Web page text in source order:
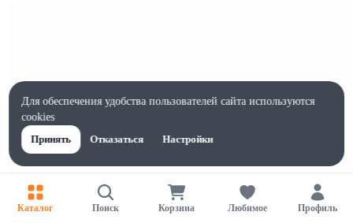
Каталог Поиск Корзина Любимое Профиль
Для обеспечения удобства пользователей сайта используются
cookies
Принять
Отказаться Настройки